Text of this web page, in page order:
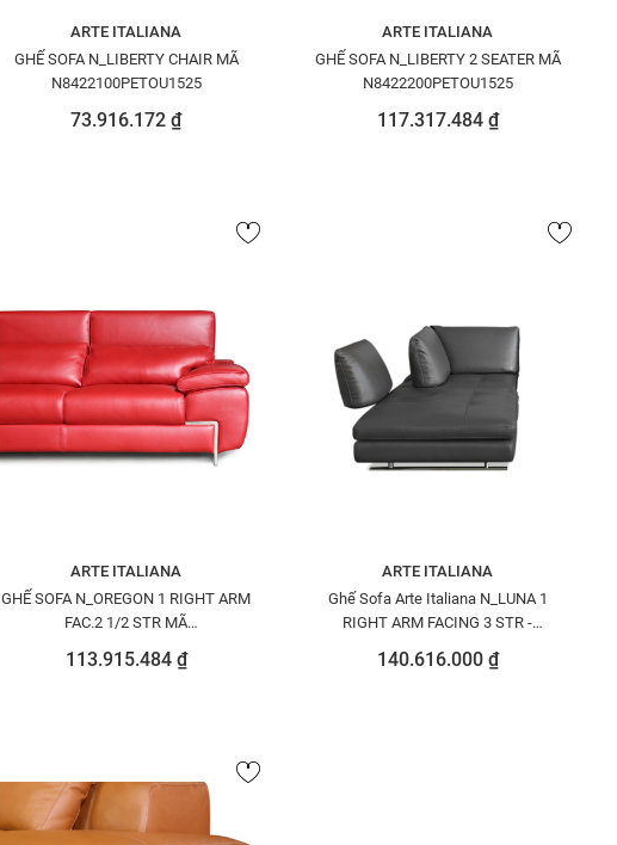
ARTE ITALIANA
GHẾ SOFA N_LIBERTY CHAIR MÃ
N8422100PETOU1525
73.916.172 ₫
ARTE ITALIANA
GHẾ SOFA N_LIBERTY 2 SEATER MÃ
N8422200PETOU1525
117.317.484 ₫
ARTE ITALIANA
GHẾ SOFA N_OREGON 1 RIGHT ARM
FAC.2 1/2 STR MÃ
113.915.484 ₫
ARTE ITALIANA
Ghế Sofa Arte Italiana N_LUNA 1
RIGHT ARM FACING 3 STR -
140.616.000 ₫